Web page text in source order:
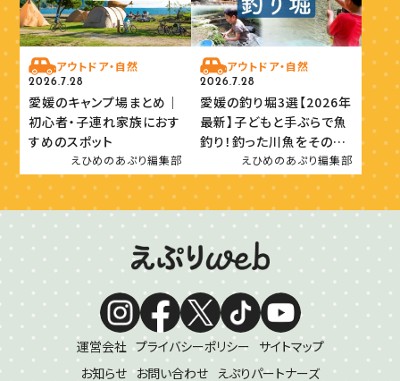
アウトドア・自然
2026.7.28
愛媛のキャンプ場まとめ｜
初心者・子連れ家族におす
すめのスポット
えひめのあぷり編集部
アウトドア・自然
2026.7.28
愛媛の釣り堀3選【2026年
最新】子どもと手ぶらで魚
釣り！釣った川魚をその場
で味わおうえひめのあぷり編集部
運営会社 プライバシーポリシー サイトマップ
お知らせ お問い合わせ えぷりパートナーズ